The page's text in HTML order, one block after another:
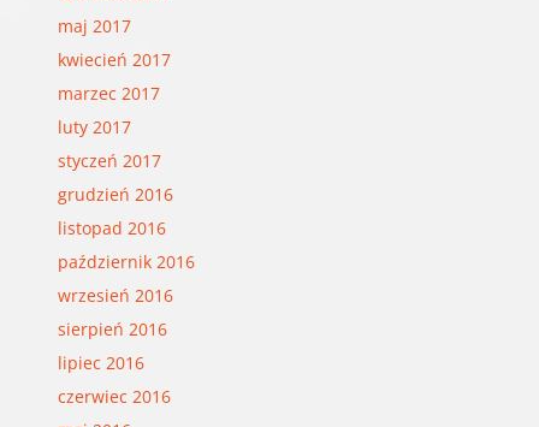
maj 2017
kwiecień 2017
marzec 2017
luty 2017
styczeń 2017
grudzień 2016
listopad 2016
październik 2016
wrzesień 2016
sierpień 2016
lipiec 2016
czerwiec 2016